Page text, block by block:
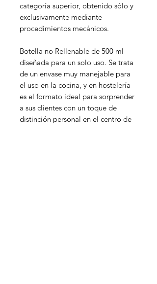
categoría superior, obtenido sólo y
exclusivamente mediante
procedimientos mecánicos.
Botella no Rellenable de 500 ml
diseñada para un solo uso. Se trata
de un envase muy manejable para
el uso en la cocina, y en hostelería
es el formato ideal para sorprender
a sus clientes con un toque de
distinción personal en el centro de